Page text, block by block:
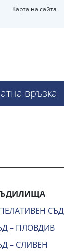
Карта на сайта
връзка
СЪД
– ПЛОВДИВ
– СЛИВЕН